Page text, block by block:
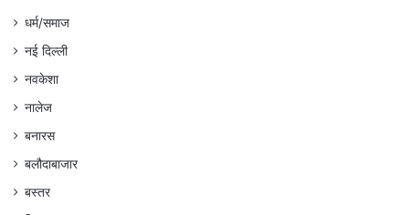
धर्म/समाज
नई दिल्ली
नवकेशा
नालेज
बनारस
बलौदाबाजार
बस्तर